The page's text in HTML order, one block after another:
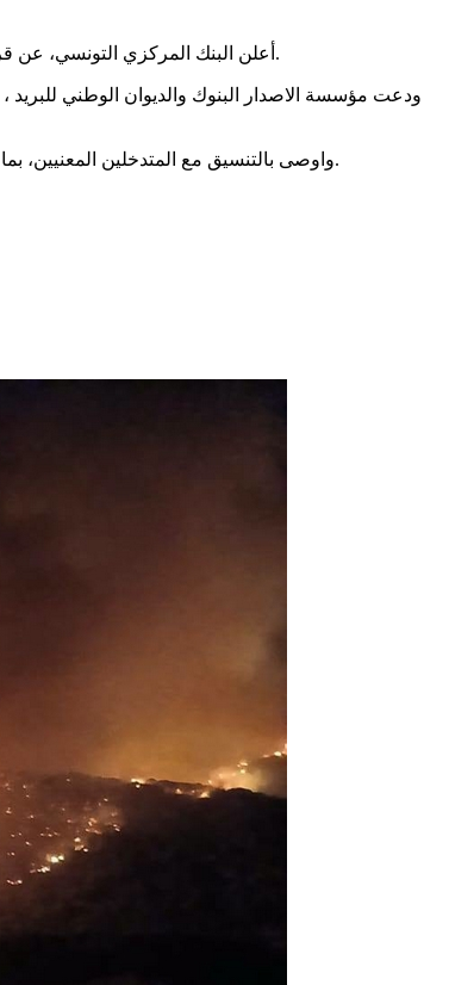
أعلن البنك المركزي التونسي، عن قرار الانطلاق في إطفاء الجيل الثالث للهاتف الجوال في إطار تنفيذ الاستراتيجية الوطنية للتحول الرقمي، وذلك ابتداء من نهاية السداسي الأول لسنة 2027.
ودعت مؤسسة الاصدار البنوك والديوان الوطني للبريد ،
واوصى بالتنسيق مع المتدخلين المعنيين، بما يضمن استمرارية الخدمات وحسن سيرها وتفادي أي مخاطر لوجستية أو تشغيلية أو تقنية محتملة، وفق مذكرة وجهها الى البنوك والديوان الوطني للبريد.